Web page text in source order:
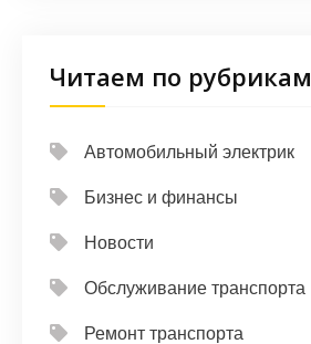
Читаем по рубрикам
Автомобильный электрик
Бизнес и финансы
Новости
Обслуживание транспорта
Ремонт транспорта